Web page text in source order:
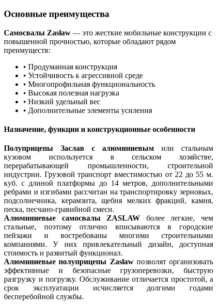
Основные преимущества
Самосвалы Zasław — это жесткие мобильные конструкции с
повышенной прочностью, которые обладают рядом
преимуществ:
• Продуманная конструкция
• Устойчивость к агрессивной среде
• Многопрофильная функциональность
• Высокая полезная нагрузка
• Низкий удельный вес
• Дополнительные элементы усиления
Назначение, функции и конструкционные особенности
Полуприцепы Заслав с алюминиевым или стальным
кузовом используется в сельском хозяйстве,
перерабатывающей промышленности, строительной
индустрии. Грузовой транспорт вместимостью от 22 до 55 м.
куб. с длиной платформы до 14 метров, дополнительными
ребрами и изгибами рассчитан на транспортировку зерновых,
подсолнечника, керамзита, щебня мелких фракций, камня,
песка, песчано-гравийной смеси.
Алюминиевые самосвалы ZASLAW более легкие, чем
стальные, поэтому отлично вписываются в городские
пейзажи и востребованы многими строительными
компаниями. У них привлекательный дизайн, доступная
стоимость и развитый функционал.
Алюминиевые полуприцепы Zasławпозволят организовать
эффективные и безопасные грузоперевозки, быструю
разгрузку и погрузку. Обслуживание отличается простотой, а
срок эксплуатации исчисляется долгими годами
бесперебойной службы.